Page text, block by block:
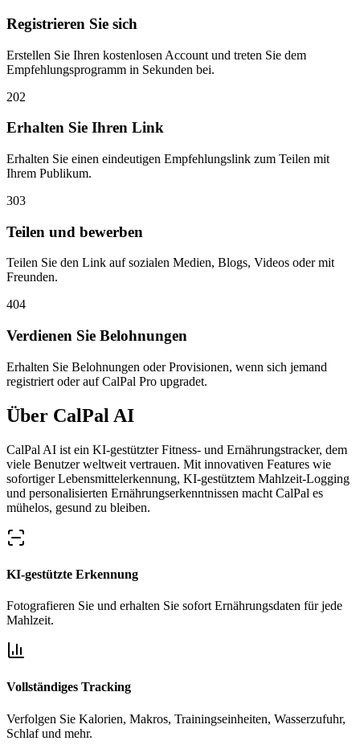
Registrieren Sie sich
Erstellen Sie Ihren kostenlosen Account und treten Sie dem
Empfehlungsprogramm in Sekunden bei.
202
Erhalten Sie Ihren Link
Erhalten Sie einen eindeutigen Empfehlungslink zum Teilen mit
Ihrem Publikum.
303
Teilen und bewerben
Teilen Sie den Link auf sozialen Medien, Blogs, Videos oder mit
Freunden.
404
Verdienen Sie Belohnungen
Erhalten Sie Belohnungen oder Provisionen, wenn sich jemand
registriert oder auf CalPal Pro upgradet.
Über CalPal AI
CalPal AI ist ein KI-gestützter Fitness- und Ernährungstracker, dem
viele Benutzer weltweit vertrauen. Mit innovativen Features wie
sofortiger Lebensmittelerkennung, KI-gestütztem Mahlzeit-Logging
und personalisierten Ernährungserkenntnissen macht CalPal es
mühelos, gesund zu bleiben.
KI-gestützte Erkennung
Fotografieren Sie und erhalten Sie sofort Ernährungsdaten für jede
Mahlzeit.
Vollständiges Tracking
Verfolgen Sie Kalorien, Makros, Trainingseinheiten, Wasserzufuhr,
Schlaf und mehr.